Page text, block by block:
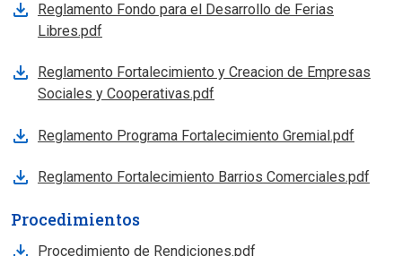
Reglamento Fondo para el Desarrollo de Ferias
Libres.pdf
Reglamento Fortalecimiento y Creacion de Empresas
Sociales y Cooperativas.pdf
Reglamento Programa Fortalecimiento Gremial.pdf
Reglamento Fortalecimiento Barrios Comerciales.pdf
Procedimientos
Procedimiento de Rendiciones.pdf